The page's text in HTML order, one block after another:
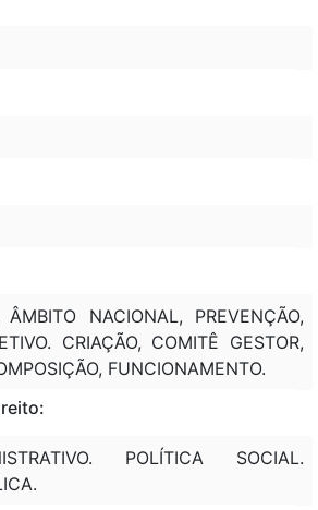
ÂMBITO NACIONAL, PREVENÇÃO,
CRIAÇÃO, COMITÊ GESTOR,
FUNCIONAMENTO.
POLÍTICA SOCIAL.